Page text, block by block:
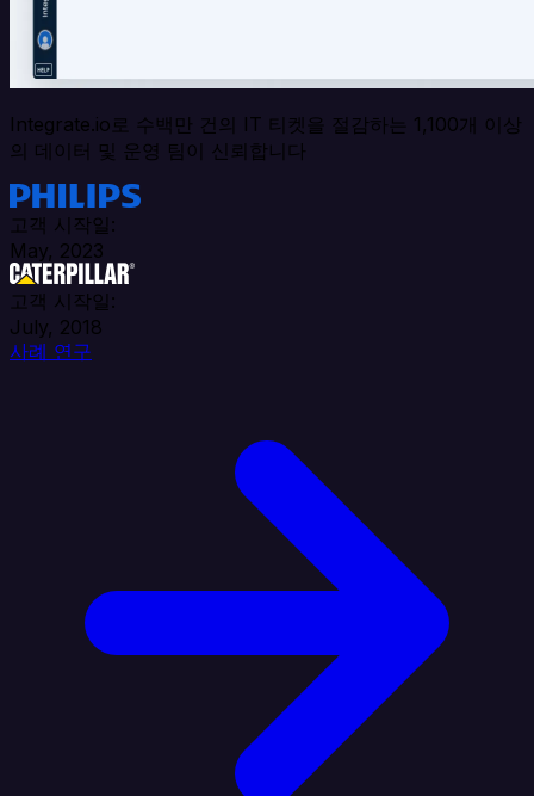
Integrate.io로 수백만 건의 IT 티켓을 절감하는 1,100개 이상
의 데이터 및 운영 팀이 신뢰합니다
고객 시작일:
May, 2023
고객 시작일:
July, 2018
사례 연구